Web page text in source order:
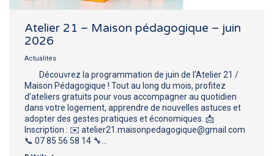
Atelier 21 – Maison pédagogique – juin
2026
Actualités
Découvrez la programmation de juin de l’Atelier 21 /
Maison Pédagogique ! Tout au long du mois, profitez
d’ateliers gratuits pour vous accompagner au quotidien
dans votre logement, apprendre de nouvelles astuces et
adopter des gestes pratiques et économiques. 📩
Inscription : ✉️ atelier21.maisonpedagogique@gmail.com
📞 07 85 56 58 14 🔧…